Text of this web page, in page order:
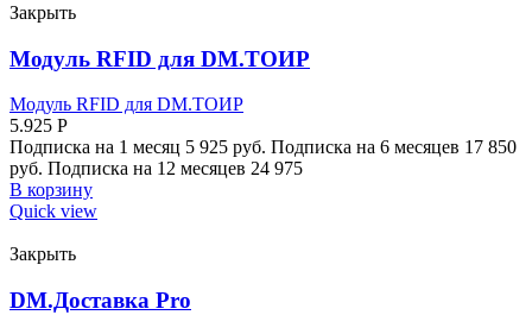
Закрыть
Модуль RFID для DM.ТОИР
Модуль RFID для DM.ТОИР
5.925 Р
Подписка на 1 месяц 5 925 руб. Подписка на 6 месяцев 17 850
руб. Подписка на 12 месяцев 24 975
В корзину
Quick view
Закрыть
DM.Доставка Pro